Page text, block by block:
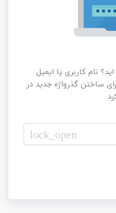
نام کاربری یا ایمیل
ساختن گذرواژه جدید در
lock_open